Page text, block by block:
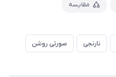
مقایسه
نارنجی صورتی روشن